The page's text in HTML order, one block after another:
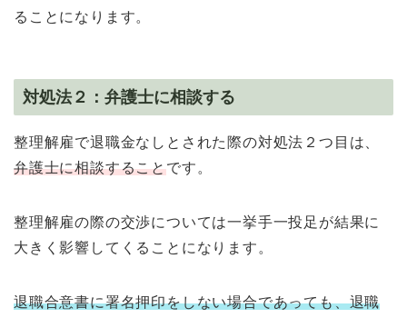
ることになります。
対処法２：弁護士に相談する
整理解雇で退職金なしとされた際の対処法２つ目は、
弁護士に相談することです。
整理解雇の際の交渉については一挙手一投足が結果に
大きく影響してくることになります。
退職合意書に署名押印をしない場合であっても、退職